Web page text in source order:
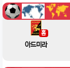
홈
아드미라